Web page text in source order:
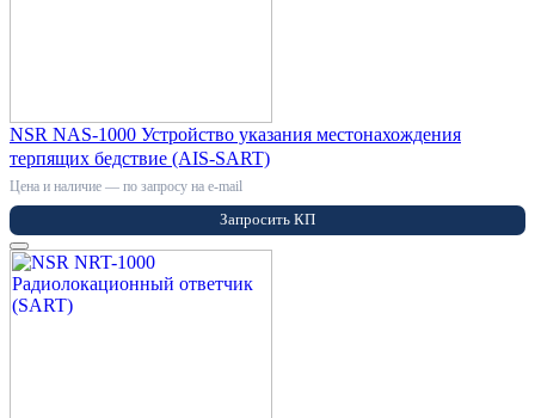
NSR NAS-1000 Устройство указания местонахождения
терпящих бедствие (AIS-SART)
Цена и наличие — по запросу на e-mail
Запросить КП